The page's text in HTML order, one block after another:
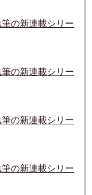
の新連載シリー
の新連載シリー
の新連載シリー
の新連載シリー